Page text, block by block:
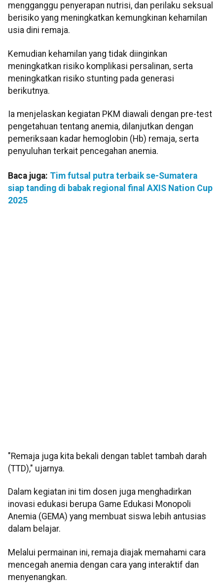
mengganggu penyerapan nutrisi, dan perilaku seksual
berisiko yang meningkatkan kemungkinan kehamilan
usia dini remaja.
Kemudian kehamilan yang tidak diinginkan
meningkatkan risiko komplikasi persalinan, serta
meningkatkan risiko stunting pada generasi
berikutnya.
Ia menjelaskan kegiatan PKM diawali dengan pre-test
pengetahuan tentang anemia, dilanjutkan dengan
pemeriksaan kadar hemoglobin (Hb) remaja, serta
penyuluhan terkait pencegahan anemia.
Baca juga: Tim futsal putra terbaik se-Sumatera
siap tanding di babak regional final AXIS Nation Cup
2025
"Remaja juga kita bekali dengan tablet tambah darah
(TTD)," ujarnya.
Dalam kegiatan ini tim dosen juga menghadirkan
inovasi edukasi berupa Game Edukasi Monopoli
Anemia (GEMA) yang membuat siswa lebih antusias
dalam belajar.
Melalui permainan ini, remaja diajak memahami cara
mencegah anemia dengan cara yang interaktif dan
menyenangkan.